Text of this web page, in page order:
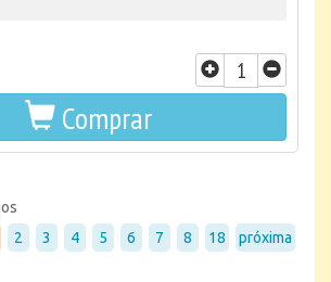
Comprar
2 3 4 5 6 7 8 18 próxima